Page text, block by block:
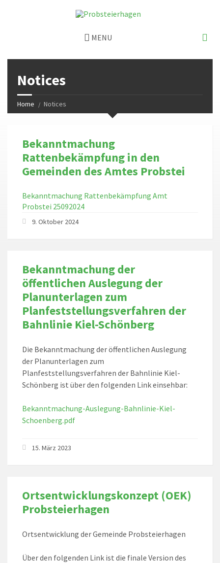
MENU
Notices
Home Notices
Bekanntmachung
Rattenbekämpfung in den
Gemeinden des Amtes Probstei
Bekanntmachung Rattenbekämpfung Amt
Probstei 25092024
9. Oktober 2024
Bekanntmachung der
öffentlichen Auslegung der
Planunterlagen zum
Planfeststellungsverfahren der
Bahnlinie Kiel-Schönberg
Die Bekanntmachung der öffentlichen Auslegung
der Planunterlagen zum
Planfeststellungsverfahren der Bahnlinie Kiel-
Schönberg ist über den folgenden Link einsehbar:
Bekanntmachung-Auslegung-Bahnlinie-Kiel-
Schoenberg.pdf
15. März 2023
Ortsentwicklungskonzept (OEK)
Probsteierhagen
Ortsentwicklung der Gemeinde Probsteierhagen
Über den folgenden Link ist die finale Version des